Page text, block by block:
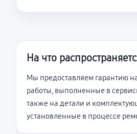
На что
Мы предоставляем гарантию
работы, выполненные в
также на детали и
установленные в процессе